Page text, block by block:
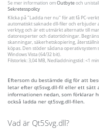
Se mer information omOutbyteoch unistall
Sekretesspolicy
Klicka på"Ladda ner nu" för att få PC-
automatiskt saknade dll-filer och erbjuder
verktyg och är ett utmärkt alternativ till
datorexperter och datortidningar.
skanningar, säkerhetskopiering,
köpas. Den stöder sådana operativsystem
Windows Vista (64/32 bit).
Filstorlek: 3,04 MB, Nedladdningstid: <1
Eftersom du bestämde dig för att
letar efter qt5svg.dll-fil eller ett sätt
informationen nedan, som förklarar
också ladda ner qt5svg.dll-filen.
Vad är Qt5Svg.dll?